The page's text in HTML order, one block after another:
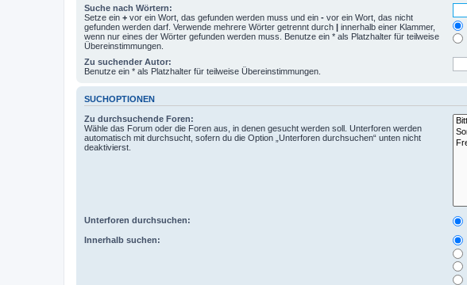
Suche nach Wörtern:
Setze ein + vor ein Wort, das gefunden werden muss und ein - vor ein Wort, das nicht
gefunden werden darf. Verwende mehrere Wörter getrennt durch | innerhalb einer Klammer,
wenn nur eines der Wörter gefunden werden muss. Benutze ein * als Platzhalter für teilweise
Übereinstimmungen.
Zu suchender Autor:
Benutze ein * als Platzhalter für teilweise Übereinstimmungen.
SUCHOPTIONEN
Zu durchsuchende Foren:
Wähle das Forum oder die Foren aus, in denen gesucht werden soll. Unterforen werden
automatisch mit durchsucht, sofern du die Option „Unterforen durchsuchen“ unten nicht
deaktivierst.
Unterforen durchsuchen:
Innerhalb suchen: